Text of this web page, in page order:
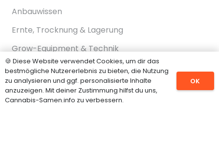
Anbauwissen
Ernte, Trocknung & Lagerung
Grow-Equipment & Technik
Recht & Legalität
Samen & Sorten
🍪 Diese Website verwendet Cookies, um dir das
bestmögliche Nutzererlebnis zu bieten, die Nutzung
zu analysieren und ggf. personalisierte Inhalte
anzuzeigen. Mit deiner Zustimmung hilfst du uns,
Cannabis-Samen.info zu verbessern.
OK